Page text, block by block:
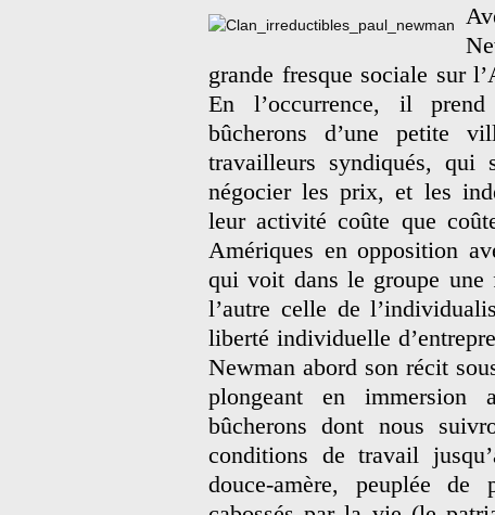
grande fresque sociale sur
En l’occurrence, il
bûcherons d’une petite
travailleurs syndiqués, qui
négocier les prix, et les
leur activité coûte que
Amériques en opposition
qui voit dans le groupe
l’autre celle de
liberté individuelle
Newman abord son récit
plongeant en immersion
bûcherons dont nous
conditions de travail
douce-amère, peuplée de